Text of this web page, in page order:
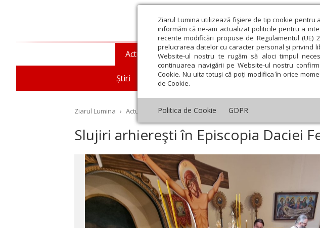
Ziarul Lumina utilizează fişiere de tip cookie
informăm că ne-am actualizat politicile pentru a
recente modificări propuse de Regulamentul
prelucrarea datelor cu caracter personal și privind
Website-ul nostru te rugăm să aloci timpul
continuarea navigării pe Website-ul nostru
Cookie. Nu uita totuși că poți modifica în orice
de Cookie.
Politica de Cookie GDPR
Actualitate religioasă
Știri Mesaje și cuvântări An omagial
Teologie și spiritualitate
Ziarul Lumina › Actualitate religioasă › Știri › Slujiri arhiereşti în Episcopia
Slujiri arhiereşti în Episcopia Daciei
Octombrie Noiembrie Decembrie Ianuarie